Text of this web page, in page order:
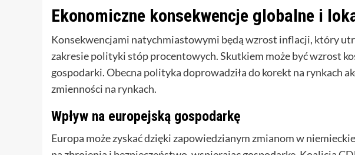
Ekonomiczne konsekwencje globalne i
Konsekwencjami natychmiastowymi będą wzrost inflacji, który
zakresie polityki stóp procentowych. Skutkiem może być wzrost
gospodarki. Obecna polityka doprowadziła do korekt na rynkach
zmienności na rynkach.
Wpływ na europejską gospodarkę
Europa może zyskać dzięki zapowiedzianym zmianom w